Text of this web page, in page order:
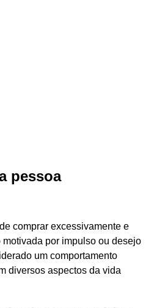
pessoa
comprar excessivamente e
por impulso ou desejo
um comportamento
diversos aspectos da vida